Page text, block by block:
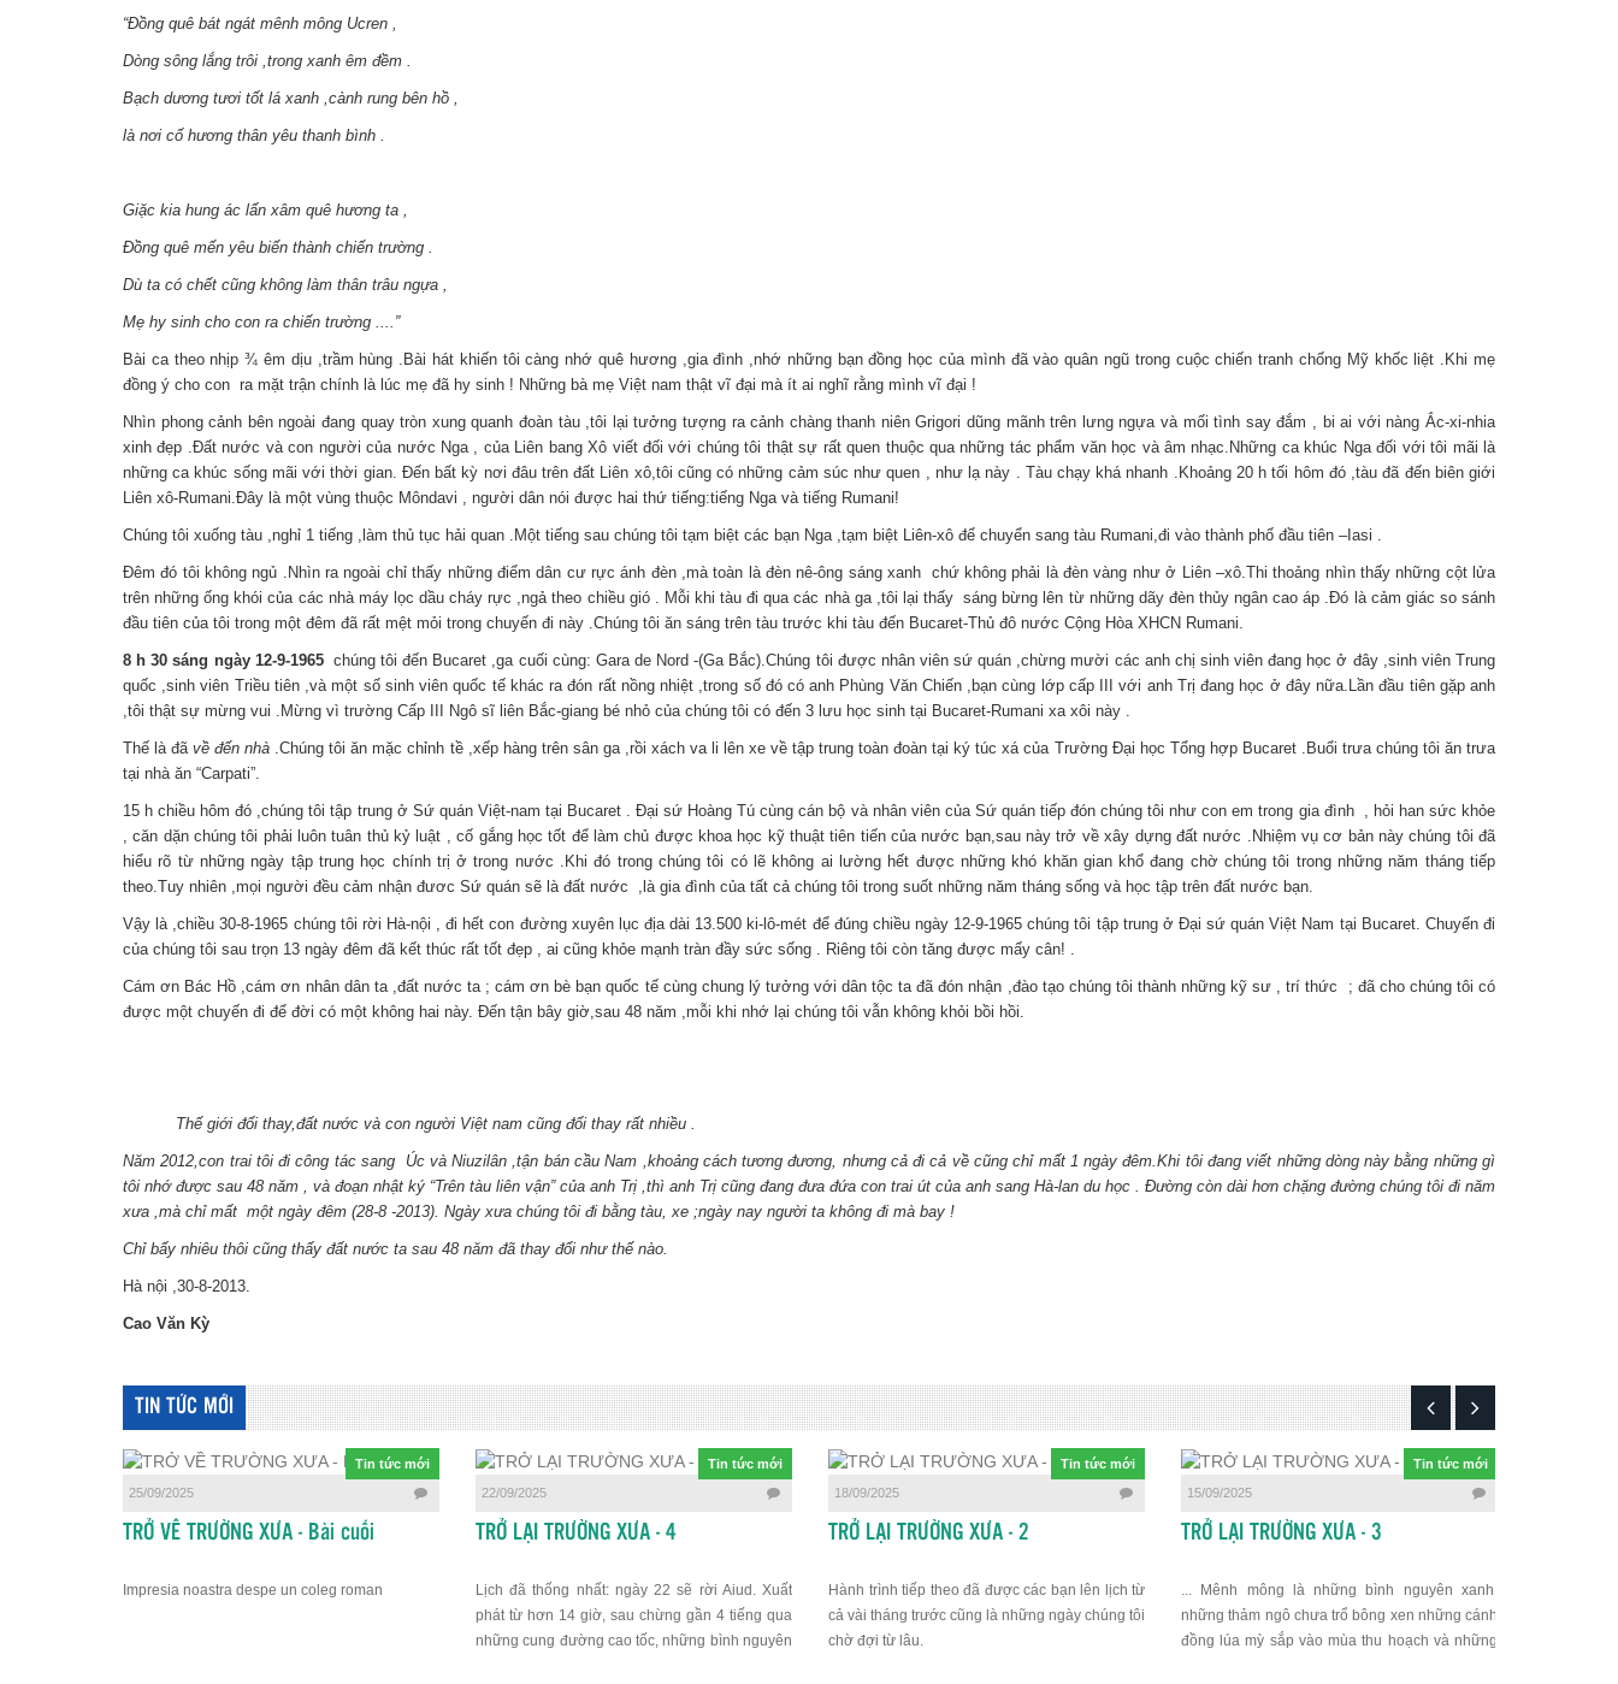
“Đồng quê bát ngát mênh mông Ucren ,
Dòng sông lắng trôi ,trong xanh êm đềm .
Bạch dương tươi tốt lá xanh ,cành rung bên hồ ,
là nơi cố hương thân yêu thanh bình .
Giặc kia hung ác lấn xâm quê hương ta ,
Đồng quê mến yêu biến thành chiến trường .
Dù ta có chết cũng không làm thân trâu ngựa ,
Mẹ hy sinh cho con ra chiến trường ....”
Bài ca theo nhịp ¾ êm dịu ,trầm hùng .Bài hát khiến tôi càng nhớ quê hương ,gia đình ,nhớ những bạn đồng học của mình đã vào quân ngũ trong cuộc chiến tranh chống Mỹ khốc liệt .Khi mẹ
đồng ý cho con ra mặt trận chính là lúc mẹ đã hy sinh ! Những bà mẹ Việt nam thật vĩ đại mà ít ai nghĩ rằng mình vĩ đại !
Nhìn phong cảnh bên ngoài đang quay tròn xung quanh đoàn tàu ,tôi lại tưởng tượng ra cảnh chàng thanh niên Grigori dũng mãnh trên lưng ngựa và mối tình say đắm , bi ai với nàng Ắc-xi-nhia
xinh đẹp .Đất nước và con người của nước Nga , của Liên bang Xô viết đối với chúng tôi thật sự rất quen thuộc qua những tác phẩm văn học và âm nhạc.Những ca khúc Nga đối với tôi mãi là
những ca khúc sống mãi với thời gian. Đến bất kỳ nơi đâu trên đất Liên xô,tôi cũng có những cảm súc như quen , như lạ này . Tàu chạy khá nhanh .Khoảng 20 h tối hôm đó ,tàu đã đến biên giới
Liên xô-Rumani.Đây là một vùng thuộc Môndavi , người dân nói được hai thứ tiếng:tiếng Nga và tiếng Rumani!
Chúng tôi xuống tàu ,nghỉ 1 tiếng ,làm thủ tục hải quan .Một tiếng sau chúng tôi tạm biệt các bạn Nga ,tạm biệt Liên-xô để chuyển sang tàu Rumani,đi vào thành phố đầu tiên –Iasi .
Đêm đó tôi không ngủ .Nhìn ra ngoài chỉ thấy những điểm dân cư rực ánh đèn ,mà toàn là đèn nê-ông sáng xanh chứ không phải là đèn vàng như ở Liên –xô.Thi thoảng nhìn thấy những cột lửa
trên những ống khói của các nhà máy lọc dầu cháy rực ,ngả theo chiều gió . Mỗi khi tàu đi qua các nhà ga ,tôi lại thấy sáng bừng lên từ những dãy đèn thủy ngân cao áp .Đó là cảm giác so sánh
đầu tiên của tôi trong một đêm đã rất mệt mỏi trong chuyến đi này .Chúng tôi ăn sáng trên tàu trước khi tàu đến Bucaret-Thủ đô nước Cộng Hòa XHCN Rumani.
8 h 30 sáng ngày 12-9-1965chúng tôi đến Bucaret ,ga cuối cùng: Gara de Nord -(Ga Bắc).Chúng tôi được nhân viên sứ quán ,chừng mười các anh chị sinh viên đang học ở đây ,sinh viên Trung
quốc ,sinh viên Triều tiên ,và một số sinh viên quốc tế khác ra đón rất nồng nhiệt ,trong số đó có anh Phùng Văn Chiến ,bạn cùng lớp cấp III với anh Trị đang học ở đây nữa.Lần đầu tiên gặp anh
,tôi thật sự mừng vui .Mừng vì trường Cấp III Ngô sĩ liên Bắc-giang bé nhỏ của chúng tôi có đến 3 lưu học sinh tại Bucaret-Rumani xa xôi này .
Thế là đãvề đến nhà .Chúng tôi ăn mặc chỉnh tề ,xếp hàng trên sân ga ,rồi xách va li lên xe về tập trung toàn đoàn tại ký túc xá của Trường Đại học Tổng hợp Bucaret .Buổi trưa chúng tôi ăn trưa
tại nhà ăn “Carpati”.
15 h chiều hôm đó ,chúng tôi tập trung ở Sứ quán Việt-nam tại Bucaret . Đại sứ Hoàng Tú cùng cán bộ và nhân viên của Sứ quán tiếp đón chúng tôi như con em trong gia đình , hỏi han sức khỏe
, căn dặn chúng tôi phải luôn tuân thủ kỷ luật , cố gắng học tốt để làm chủ được khoa học kỹ thuật tiên tiến của nước bạn,sau này trở về xây dựng đất nước .Nhiệm vụ cơ bản này chúng tôi đã
hiểu rõ từ những ngày tập trung học chính trị ở trong nước .Khi đó trong chúng tôi có lẽ không ai lường hết được những khó khăn gian khổ đang chờ chúng tôi trong những năm tháng tiếp
theo.Tuy nhiên ,mọi người đều cảm nhận đươc Sứ quán sẽ là đất nước ,là gia đình của tất cả chúng tôi trong suốt những năm tháng sống và học tập trên đất nước bạn.
Vậy là ,chiều 30-8-1965 chúng tôi rời Hà-nội , đi hết con đường xuyên lục địa dài 13.500 ki-lô-mét để đúng chiều ngày 12-9-1965 chúng tôi tập trung ở Đại sứ quán Việt Nam tại Bucaret. Chuyến đi
của chúng tôi sau trọn 13 ngày đêm đã kết thúc rất tốt đẹp , ai cũng khỏe mạnh tràn đầy sức sống . Riêng tôi còn tăng được mấy cân! .
Cám ơn Bác Hồ ,cám ơn nhân dân ta ,đất nước ta ; cám ơn bè bạn quốc tế cùng chung lý tưởng với dân tộc ta đã đón nhận ,đào tạo chúng tôi thành những kỹ sư , trí thức ; đã cho chúng tôi có
được một chuyến đi để đời có một không hai này. Đến tận bây giờ,sau 48 năm ,mỗi khi nhớ lại chúng tôi vẫn không khỏi bồi hồi.
Thế giới đổi thay,đất nước và con người Việt nam cũng đổi thay rất nhiều .
Năm 2012,con trai tôi đi công tác sang Úc và Niuzilân ,tận bán cầu Nam ,khoảng cách tương đương, nhưng cả đi cả về cũng chỉ mất 1 ngày đêm.Khi tôi đang viết những dòng này bằng những gì
tôi nhớ được sau 48 năm , và đoạn nhật ký “Trên tàu liên vận” của anh Trị ,thì anh Trị cũng đang đưa đứa con trai út của anh sang Hà-lan du học . Đường còn dài hơn chặng đường chúng tôi đi năm
xưa ,mà chỉ mất một ngày đêm (28-8 -2013). Ngày xưa chúng tôi đi bằng tàu, xe ;ngày nay người ta không đi mà bay !
Chỉ bấy nhiêu thôi cũng thấy đất nước ta sau 48 năm đã thay đổi như thế nào.
Hà nội ,30-8-2013.
Cao Văn Kỳ
TIN TỨC MỚI
Tin tức mới
25/09/2025
TRỞ VỀ TRƯỜNG XƯA - Bài cuối
Impresia noastra despe un coleg roman
Tin tức mới
22/09/2025
TRỞ LẠI TRƯỜNG XƯA - 4
Lịch đã thống nhất: ngày 22 sẽ rời Aiud. Xuất
phát từ hơn 14 giờ, sau chừng gần 4 tiếng qua
những cung đường cao tốc, những bình nguyên
Tin tức mới
18/09/2025
TRỞ LẠI TRƯỜNG XƯA - 2
Hành trình tiếp theo đã được các bạn lên lịch từ
cả vài tháng trước cũng là những ngày chúng tôi
chờ đợi từ lâu.
Tin tức mới
15/09/2025
TRỞ LẠI TRƯỜNG XƯA - 3
... Mênh mông là những bình nguyên xanh,
những thảm ngô chưa trổ bông xen những cánh
đồng lúa mỳ sắp vào mùa thu hoạch và những